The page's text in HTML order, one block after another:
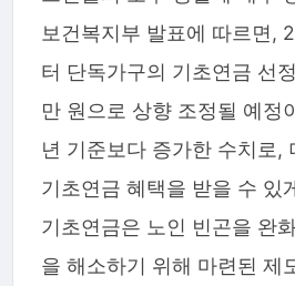
보건복지부 발표에 따르면,
터 단독가구의 기초연금 선
만 원으로 상향 조정될 예정
년 기준보다 증가한 수치로,
기초연금 혜택을 받을 수 있
기초연금은 노인 빈곤을 완
을 해소하기 위해 마련된 제